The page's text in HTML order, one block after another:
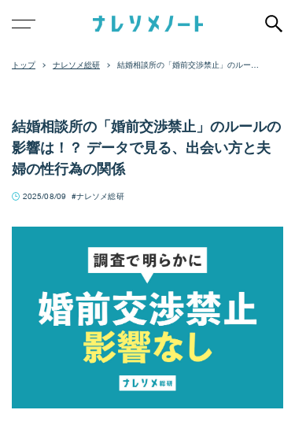
ナレソメ総研
結婚相談所の「婚前交渉禁止」のルール
結婚相談所の「婚前交渉禁止」のルールの
影響は！？ データで見る、出会い方と夫
婦の性行為の関係
2025/08/09 ナレソメ総研